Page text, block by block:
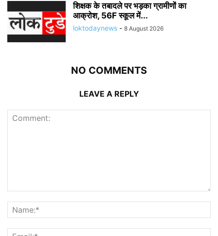
शिक्षक के तबादले पर भड़का ग्रामीणों का
आक्रोश, 56F स्कूल में...
loktodaynews - 8 August 2026
NO COMMENTS
LEAVE A REPLY